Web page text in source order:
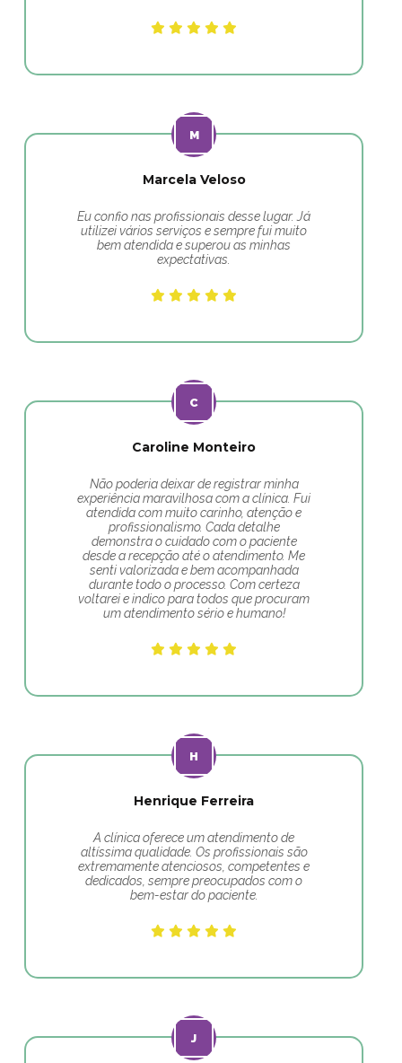
Marcela Veloso
Eu confio nas profissionais desse lugar. Já
utilizei vários serviços e sempre fui muito
bem atendida e superou as minhas
expectativas.
Caroline Monteiro
Não poderia deixar de registrar minha
experiência maravilhosa com a clínica. Fui
atendida com muito carinho, atenção e
profissionalismo. Cada detalhe
demonstra o cuidado com o paciente
desde a recepção até o atendimento. Me
senti valorizada e bem acompanhada
durante todo o processo. Com certeza
voltarei e indico para todos que procuram
um atendimento sério e humano!
Henrique Ferreira
A clínica oferece um atendimento de
altíssima qualidade. Os profissionais são
extremamente atenciosos, competentes e
dedicados, sempre preocupados com o
bem-estar do paciente.